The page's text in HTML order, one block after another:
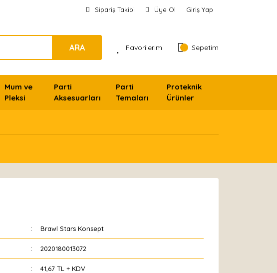
Sipariş Takibi Üye Ol Giriş Yap
ARA Favorilerim Sepetim
Mum ve
Pleksi
Parti
Aksesuarları
Parti
Temaları
Proteknik
Ürünler
Brawl Stars Konsept
2020180013072
41,67 TL + KDV